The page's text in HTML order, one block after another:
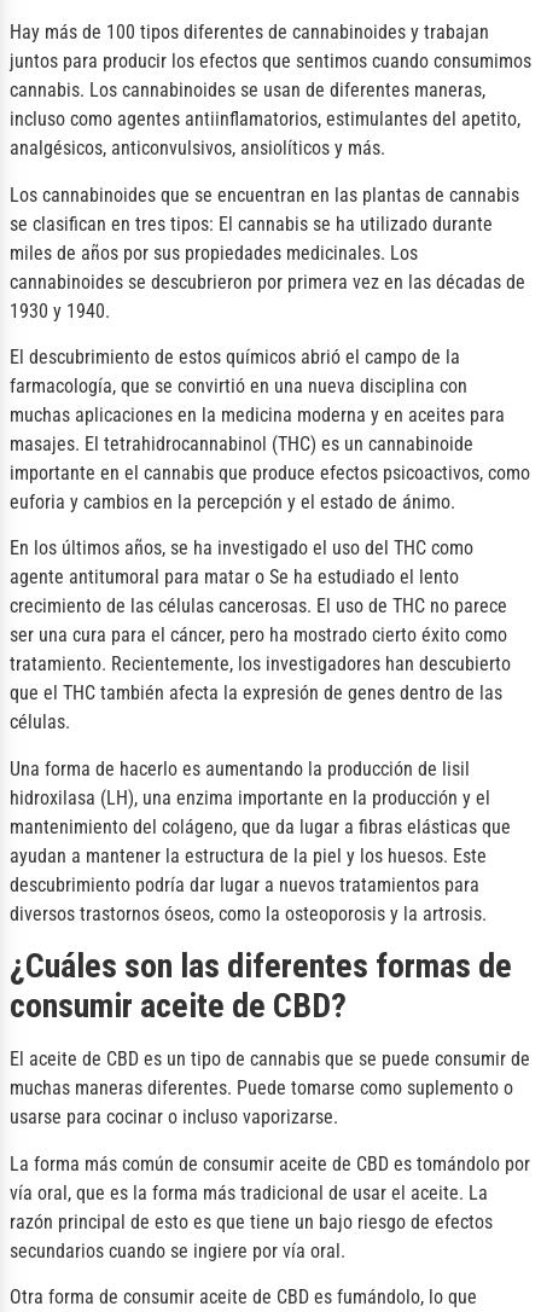
Hay más de 100 tipos diferentes de cannabinoides y trabajan
juntos para producir los efectos que sentimos cuando consumimos
cannabis. Los cannabinoides se usan de diferentes maneras,
incluso como agentes antiinflamatorios, estimulantes del apetito,
analgésicos, anticonvulsivos, ansiolíticos y más.
Los cannabinoides que se encuentran en las plantas de cannabis
se clasifican en tres tipos: El cannabis se ha utilizado durante
miles de años por sus propiedades medicinales. Los
cannabinoides se descubrieron por primera vez en las décadas de
1930 y 1940.
El descubrimiento de estos químicos abrió el campo de la
farmacología, que se convirtió en una nueva disciplina con
muchas aplicaciones en la medicina moderna y en aceites para
masajes. El tetrahidrocannabinol (THC) es un cannabinoide
importante en el cannabis que produce efectos psicoactivos, como
euforia y cambios en la percepción y el estado de ánimo.
En los últimos años, se ha investigado el uso del THC como
agente antitumoral para matar o Se ha estudiado el lento
crecimiento de las células cancerosas. El uso de THC no parece
ser una cura para el cáncer, pero ha mostrado cierto éxito como
tratamiento. Recientemente, los investigadores han descubierto
que el THC también afecta la expresión de genes dentro de las
células.
Una forma de hacerlo es aumentando la producción de lisil
hidroxilasa (LH), una enzima importante en la producción y el
mantenimiento del colágeno, que da lugar a fibras elásticas que
ayudan a mantener la estructura de la piel y los huesos. Este
descubrimiento podría dar lugar a nuevos tratamientos para
diversos trastornos óseos, como la osteoporosis y la artrosis.
¿Cuáles son las diferentes formas de
consumir aceite de CBD?
El aceite de CBD es un tipo de cannabis que se puede consumir de
muchas maneras diferentes. Puede tomarse como suplemento o
usarse para cocinar o incluso vaporizarse.
La forma más común de consumir aceite de CBD es tomándolo por
vía oral, que es la forma más tradicional de usar el aceite. La
razón principal de esto es que tiene un bajo riesgo de efectos
secundarios cuando se ingiere por vía oral.
Otra forma de consumir aceite de CBD es fumándolo, lo que